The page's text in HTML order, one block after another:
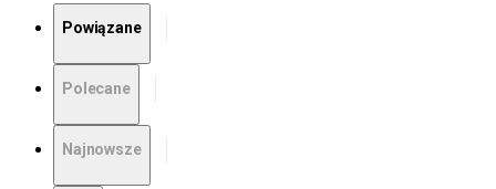
Powiązane
Polecane
Najnowsze